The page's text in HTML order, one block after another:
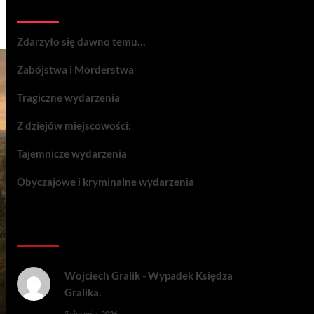
Zdarzyło się dawno temu…
Zabójstwa i Morderstwa
Tragiczne wydarzenia
Z dziejów miejscowości:
Tajemnicze wydarzenia
Obyczajowe i kryminalne wydarzenia
Wojciech Gralik-Wypadek Księdza
Gralika.